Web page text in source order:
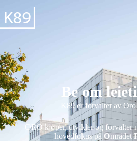
Be om
K89 er forvaltet av
ORO kjøper, utvikler og forvalter
hovedfokus på Området